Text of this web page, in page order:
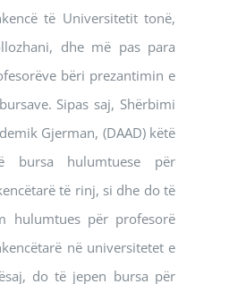
të Universitetit tonë,
dhe më pas para
bëri prezantimin e
Sipas saj, Shërbimi
Gjerman, (DAAD) këtë
hulumtuese për
të rinj, si dhe do të
hulumtues për profesorë
në universitetet e
do të jepen bursa për